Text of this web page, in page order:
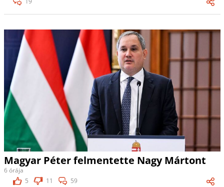
Magyar Péter felmentette Nagy Mártont
6 órája
5
11 59